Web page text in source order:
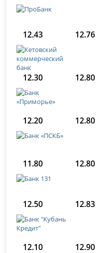
12.43 12.76
12.30 12.80
12.20 12.80
11.80 12.80
12.50 12.83
12.10 12.90